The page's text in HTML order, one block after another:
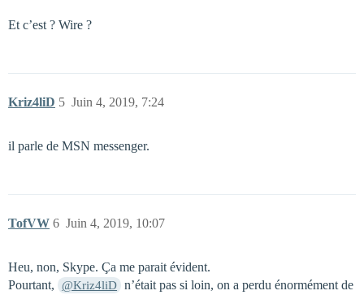
Et c’est ? Wire ?
Kriz4liD Juin 4, 2019, 7:24
5
il parle de MSN messenger.
TofVW Juin 4, 2019, 10:07
6
Heu, non, Skype. Ça me parait évident.
Pourtant,
@Kriz4liD n’était pas si loin, on a perdu énormément de